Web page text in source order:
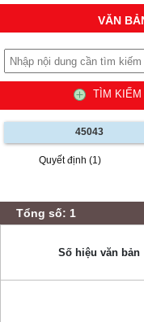
VĂN
TÌM KIẾM
45043
Quyết định (1)
Tổng số: 1
Số hiệu văn bản